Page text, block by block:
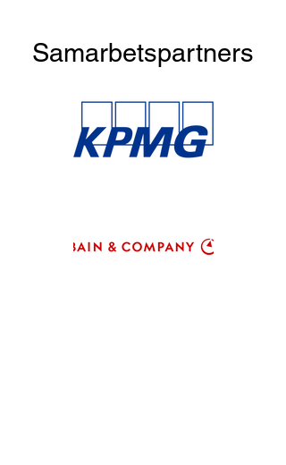
Samarbetspartners